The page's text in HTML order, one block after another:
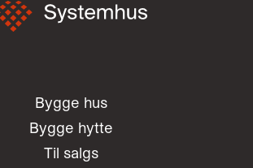
Bygge hus
Bygge hytte
Til salgs